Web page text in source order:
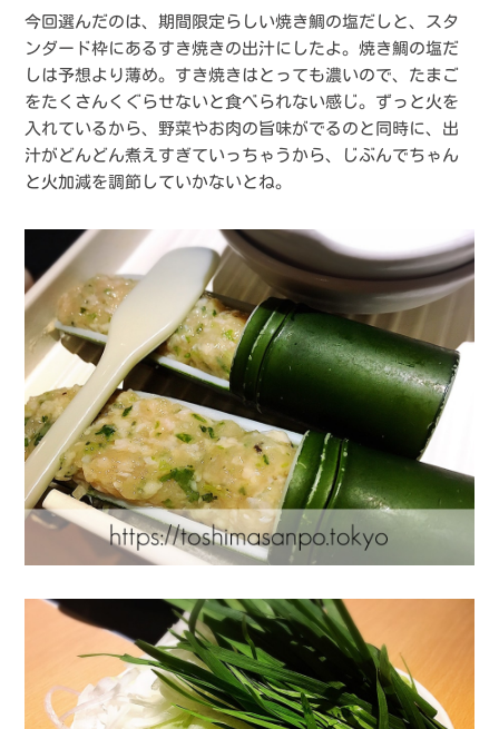
今回選んだのは、期間限定らしい焼き鯛の塩だしと、スタ
ンダード枠にあるすき焼きの出汁にしたよ。焼き鯛の塩だ
しは予想より薄め。すき焼きはとっても濃いので、たまご
をたくさんくぐらせないと食べられない感じ。ずっと火を
入れているから、野菜やお肉の旨味がでるのと同時に、出
汁がどんどん煮えすぎていっちゃうから、じぶんでちゃん
と火加減を調節していかないとね。